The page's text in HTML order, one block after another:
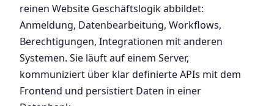
reinen Website Geschäftslogik abbildet:
Anmeldung, Datenbearbeitung, Workflows,
Berechtigungen, Integrationen mit anderen
Systemen. Sie läuft auf einem Server,
kommuniziert über klar definierte APIs mit dem
Frontend und persistiert Daten in einer